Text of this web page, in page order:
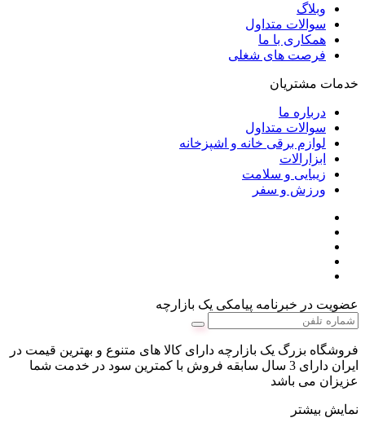
وبلاگ
سوالات متداول
همکاری با ما
فرصت های شغلی
خدمات مشتریان
درباره ما
سوالات متداول
لوازم برقی خانه و اشپزخانه
ابزارالات
زیبایی و سلامت
ورزش و سفر
عضویت در خبرنامه پیامکی یک بازارچه
فروشگاه بزرگ یک بازارچه دارای کالا های متنوع و بهترین قیمت در
ایران دارای 3 سال سابقه فروش با کمترین سود در خدمت شما
عزیزان می باشد
نمایش بیشتر